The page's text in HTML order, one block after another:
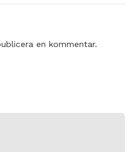
en kommentar.